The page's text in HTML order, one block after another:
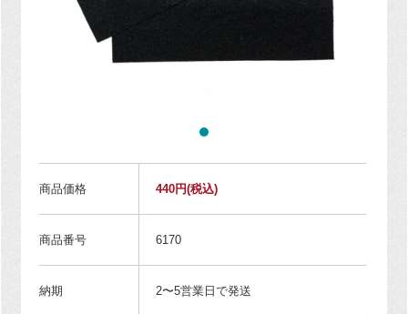
商品価格 440円(税込)
商品番号 6170
納期 2〜5営業日で発送